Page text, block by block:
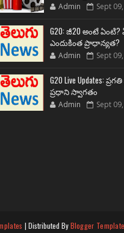
Admin Sept
G20: జీ20 అంటే ఏంటి?
ఎందుకింత ప్రాధాన్యత?
Admin Sept
G20 Live Updates:
ప్రధాని స్వాగతం
Admin Sept
| Distributed ByBlogger